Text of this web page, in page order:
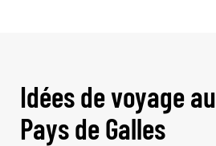
Idées de voyage au
Pays de Galles